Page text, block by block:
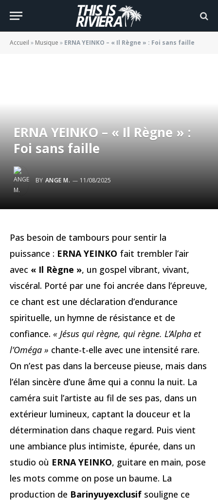
Accueil » Musique » ERNA YEINKO – « Il Règne » : Foi sans faille
ERNA YEINKO – « Il Règne » :
Foi sans faille
BY ANGE M. 11/08/2025
Pas besoin de tambours pour sentir la
puissance : ERNA YEINKO fait trembler l’air
avec « Il Règne », un gospel vibrant, vivant,
viscéral. Porté par une foi ancrée dans l’épreuve,
ce chant est une déclaration d’endurance
spirituelle, un hymne de résistance et de
confiance. « Jésus qui règne, qui règne. L’Alpha et
l’Oméga » chante-t-elle avec une intensité rare.
On n’est pas dans la berceuse pieuse, mais dans
l’élan sincère d’une âme qui a connu la nuit. La
caméra suit l’artiste au fil de ses pas, dans un
extérieur lumineux, captant la douceur et la
détermination dans chaque regard. Puis vient
une ambiance plus intimiste, épurée, dans un
studio où ERNA YEINKO, guitare en main, pose
les mots comme on pose un baume. La
production de Barinyuyexclusif souligne ce